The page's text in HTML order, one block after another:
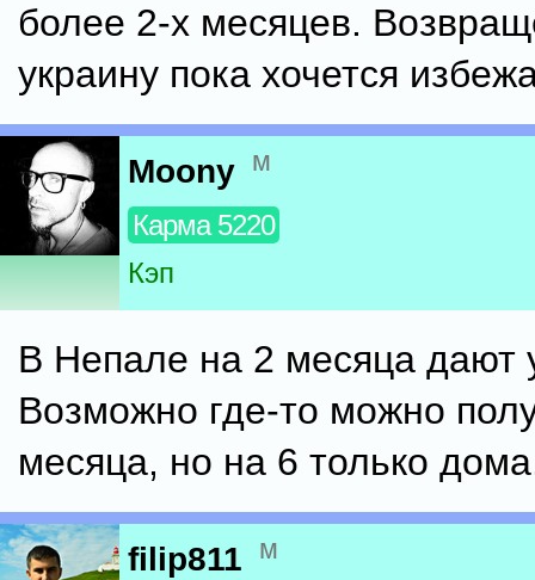
более 2-х месяцев.
украину пока хочется
Moony м
Карма 5220
Кэп
В Непале на 2 месяца дают
Возможно где-то можно
месяца, но на 6 только
filip811 м